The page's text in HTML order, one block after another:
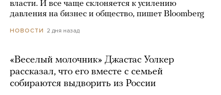
власти. И все чаще склоняется к усилению
давления на бизнес и общество, пишет Bloomberg
НОВОСТИ 2 дня назад
«Веселый молочник» Джастас Уолкер
рассказал, что его вместе с семьей
собираются выдворить из России